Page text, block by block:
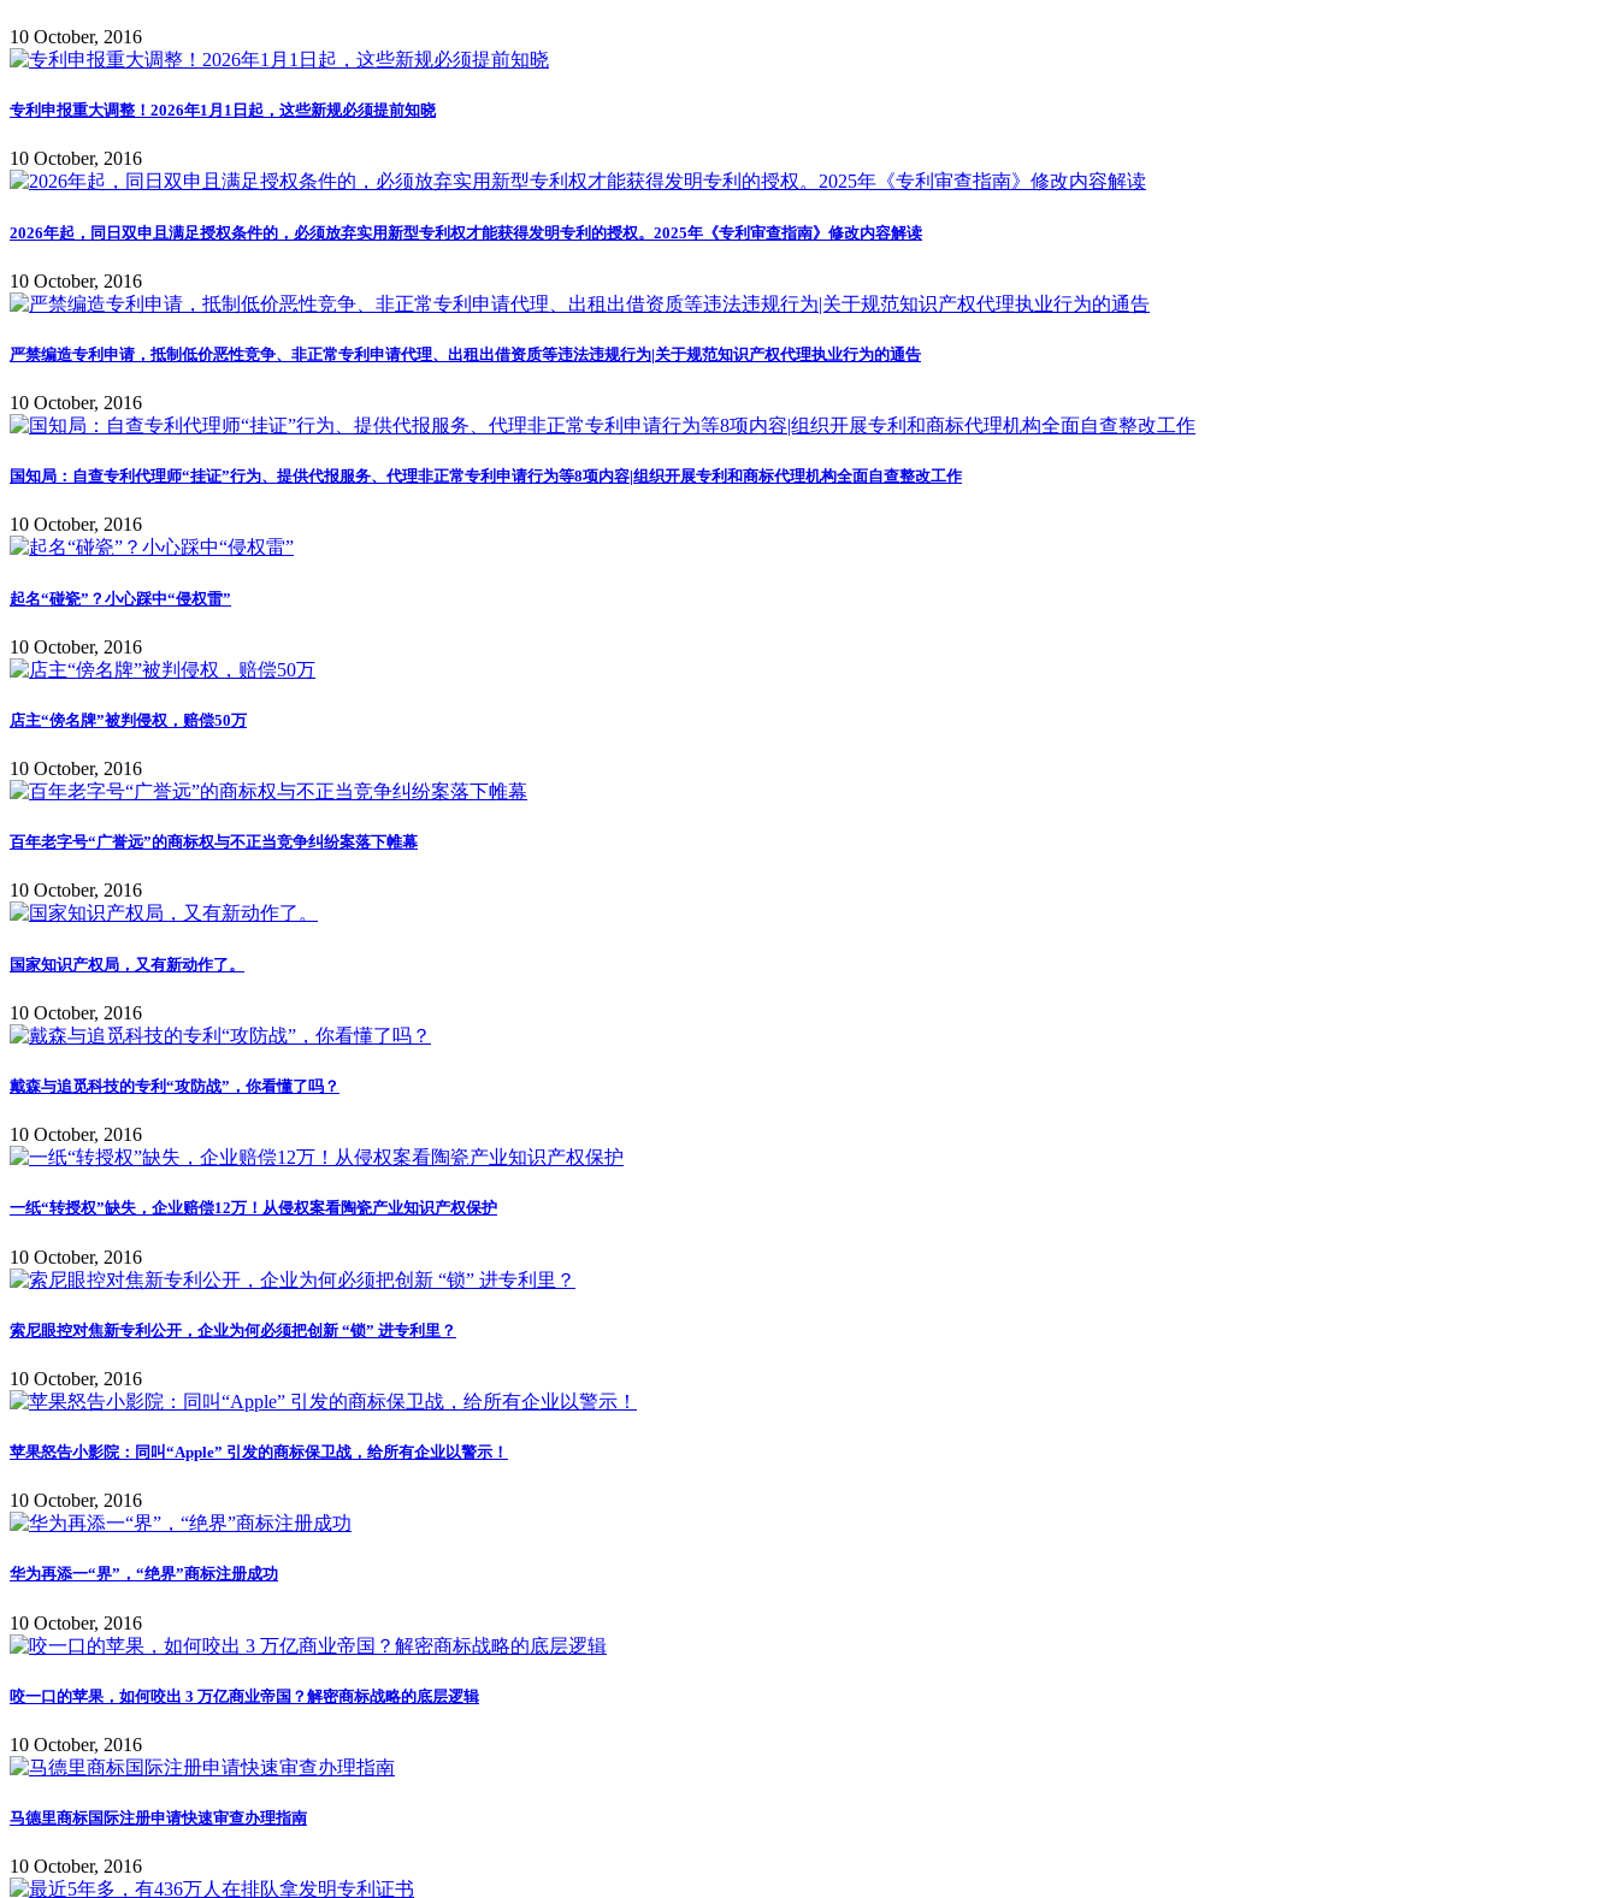
10 October, 2016
专利申报重大调整！2026年1月1日起，这些新规必须提前知晓
10 October, 2016
2026年起，同日双申且满足授权条件的，必须放弃实用新型专利权才能获得发明专利的授权。2025年《专利审查指南》修改内容解读
10 October, 2016
严禁编造专利申请，抵制低价恶性竞争、非正常专利申请代理、出租出借资质等违法违规行为|关于规范知识产权代理执业行为的通告
10 October, 2016
国知局：自查专利代理师“挂证”行为、提供代报服务、代理非正常专利申请行为等8项内容|组织开展专利和商标代理机构全面自查整改工作
10 October, 2016
起名“碰瓷”？小心踩中“侵权雷”
10 October, 2016
店主“傍名牌”被判侵权，赔偿50万
10 October, 2016
百年老字号“广誉远”的商标权与不正当竞争纠纷案落下帷幕
10 October, 2016
国家知识产权局，又有新动作了。
10 October, 2016
戴森与追觅科技的专利“攻防战”，你看懂了吗？
10 October, 2016
一纸“转授权”缺失，企业赔偿12万！从侵权案看陶瓷产业知识产权保护
10 October, 2016
索尼眼控对焦新专利公开，企业为何必须把创新 “锁” 进专利里？
10 October, 2016
苹果怒告小影院：同叫“Apple” 引发的商标保卫战，给所有企业以警示！
10 October, 2016
华为再添一“界”，“绝界”商标注册成功
10 October, 2016
咬一口的苹果，如何咬出 3 万亿商业帝国？解密商标战略的底层逻辑
10 October, 2016
马德里商标国际注册申请快速审查办理指南
10 October, 2016